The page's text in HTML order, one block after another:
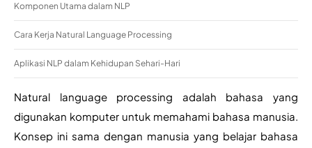
Komponen Utama dalam NLP
Cara Kerja Natural Language Processing
Aplikasi NLP dalam Kehidupan Sehari-Hari
Natural language processing adalah bahasa yang
digunakan komputer untuk memahami bahasa manusia.
Konsep ini sama dengan manusia yang belajar bahasa